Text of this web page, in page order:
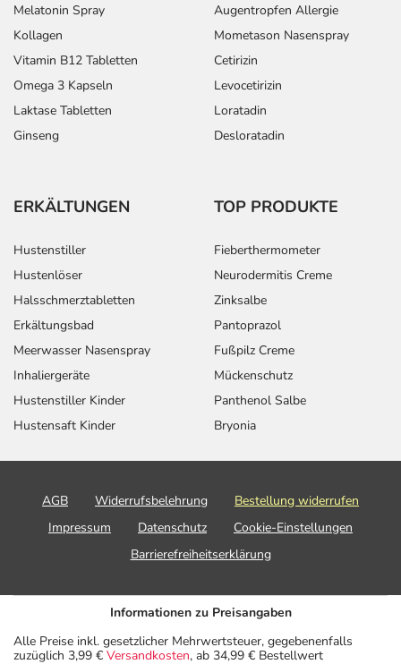
Melatonin Spray
Kollagen
Vitamin B12 Tabletten
Omega 3 Kapseln
Laktase Tabletten
Ginseng
Augentropfen Allergie
Mometason Nasenspray
Cetirizin
Levocetirizin
Loratadin
Desloratadin
ERKÄLTUNGEN
Hustenstiller
Hustenlöser
Halsschmerztabletten
Erkältungsbad
Meerwasser Nasenspray
Inhaliergeräte
Hustenstiller Kinder
Hustensaft Kinder
TOP PRODUKTE
Fieberthermometer
Neurodermitis Creme
Zinksalbe
Pantoprazol
Fußpilz Creme
Mückenschutz
Panthenol Salbe
Bryonia
AGB Widerrufsbelehrung
Bestellung widerrufen
Impressum
Datenschutz
Cookie-Einstellungen
Barrierefreiheitserklärung
Informationen zu Preisangaben
Alle Preise inkl. gesetzlicher Mehrwertsteuer, gegebenenfalls
zuzüglich 3,99 € Versandkosten, ab 34,99 € Bestellwert